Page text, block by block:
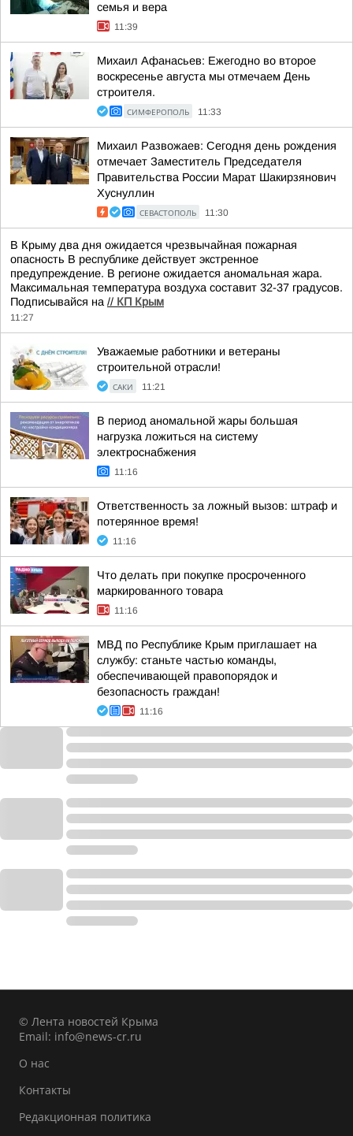
семья и вера
11:39
Михаил Афанасьев: Ежегодно во второе
воскресенье августа мы отмечаем День
строителя.
СИМФЕРОПОЛЬ 11:33
Михаил Развожаев: Сегодня день рождения
отмечает Заместитель Председателя
Правительства России Марат Шакирзянович
Хуснуллин
СЕВАСТОПОЛЬ 11:30
В Крыму два дня ожидается чрезвычайная пожарная
опасность В республике действует экстренное
предупреждение. В регионе ожидается аномальная жара.
Максимальная температура воздуха составит 32-37 градусов.
Подписывайся на // КП Крым
11:27
Уважаемые работники и ветераны
строительной отрасли!
САКИ 11:21
В период аномальной жары большая
нагрузка ложиться на систему
электроснабжения
11:16
Ответственность за ложный вызов: штраф и
потерянное время!
11:16
Что делать при покупке просроченного
маркированного товара
11:16
МВД по Республике Крым приглашает на
службу: станьте частью команды,
обеспечивающей правопорядок и
безопасность граждан!
11:16
© Лента новостей Крыма
Email: info@news-cr.ru
О нас
Контакты
Редакционная политика